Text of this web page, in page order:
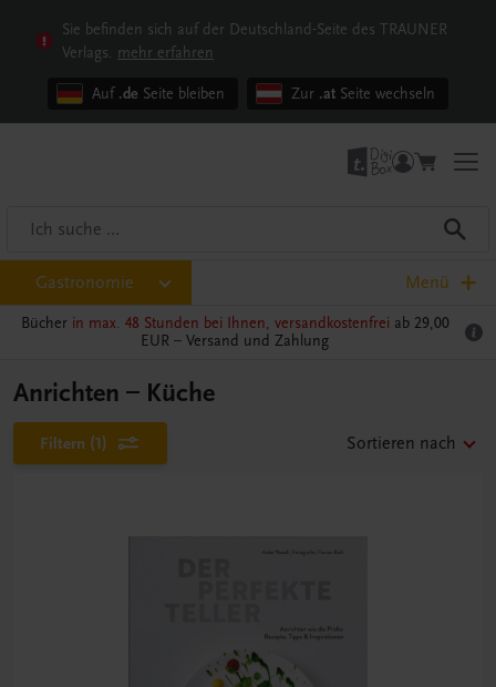
Sie befinden sich auf der Deutschland-Seite des TRAUNER
Verlags. mehr erfahren
Auf .de Seite bleiben Zur .at Seite wechseln
Gastronomie Menü
Bücher in max. 48 Stunden bei Ihnen, versandkostenfrei ab 29,00
EUR – Versand und Zahlung
Anrichten – Küche
Filtern (1) Sortieren nach